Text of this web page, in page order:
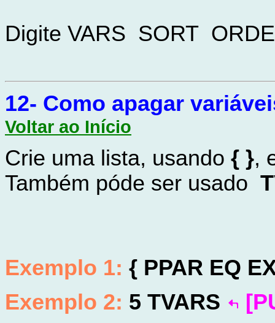
Digite VARS SORT
12- Como apagar
Voltar ao Início
Crie uma lista, usando { },
Também póde ser usado
Exemplo 1: { PPAR EQ
Exemplo 2: 5 TVARS